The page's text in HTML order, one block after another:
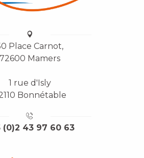
Place Carnot,
72600 Mamers
1 rue d'Isly
Bonnétable
(0)2 43 97 60 63